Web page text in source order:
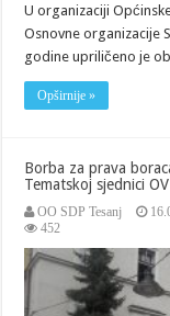
U organizaciji
Osnovne organizacije
godine upriličeno je
Opširnije »
Borba za prava
Tematskoj sjednici
OO SDP Tesanj
452